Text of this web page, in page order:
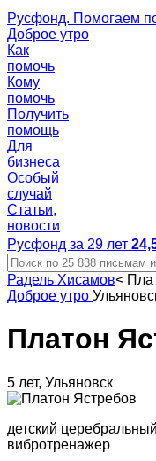
Русфонд. Помогаем
Доброе утро
Как
помочь
Кому
помочь
Получить
помощь
Для
бизнеса
Особый
случай
Статьи,
новости
Русфонд за 29 лет
Радель Хисамов<
Доброе утро
Платон
5 лет, Ульяновск
детский
вибротренажер